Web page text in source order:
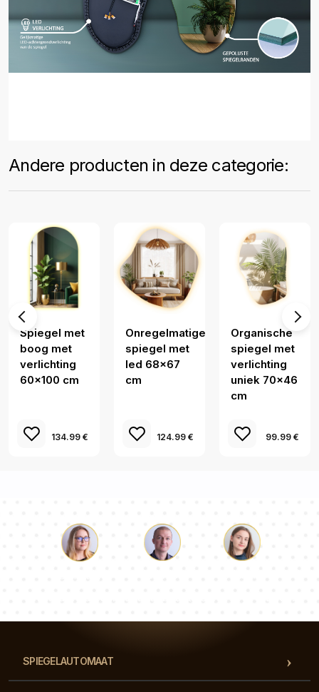
Andere producten in deze categorie:
Spiegel met
boog met
verlichting
60x100 cm
134.99 €
Onregelmatige
spiegel met
led 68x67
cm
124.99 €
Organische
spiegel met
verlichting
uniek 70x46
cm
99.99 €
SPIEGELAUTOMAAT